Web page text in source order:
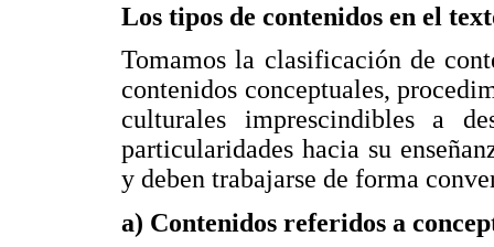
Los tipos de contenidos en el
Tomamos la clasificación de
contenidos conceptuales,
culturales imprescindibles a
particularidades hacia su
y deben trabajarse de forma
a) Contenidos referidos a